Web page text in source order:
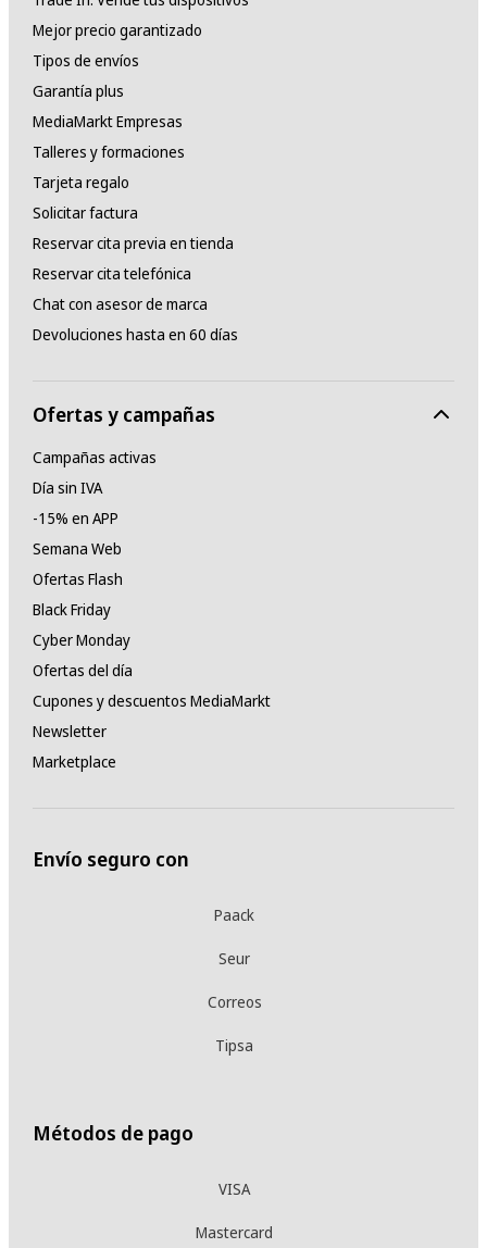
Mejor precio garantizado
Tipos de envíos
Garantía plus
MediaMarkt Empresas
Talleres y formaciones
Tarjeta regalo
Solicitar factura
Reservar cita previa en tienda
Reservar cita telefónica
Chat con asesor de marca
Devoluciones hasta en 60 días
Ofertas y campañas
Campañas activas
Día sin IVA
-15% en APP
Semana Web
Ofertas Flash
Black Friday
Cyber Monday
Ofertas del día
Cupones y descuentos MediaMarkt
Newsletter
Marketplace
Envío seguro con
Paack
Seur
Correos
Tipsa
Métodos de pago
VISA
Mastercard